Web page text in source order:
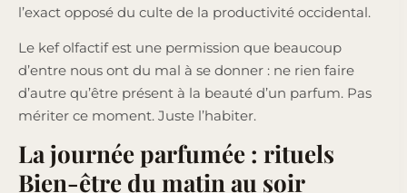
l’exact opposé du culte de la productivité occidental.
Le kef olfactif est une permission que beaucoup
d’entre nous ont du mal à se donner : ne rien faire
d’autre qu’être présent à la beauté d’un parfum. Pas
mériter ce moment. Juste l’habiter.
La journée parfumée : rituels
Bien-être du matin au soir